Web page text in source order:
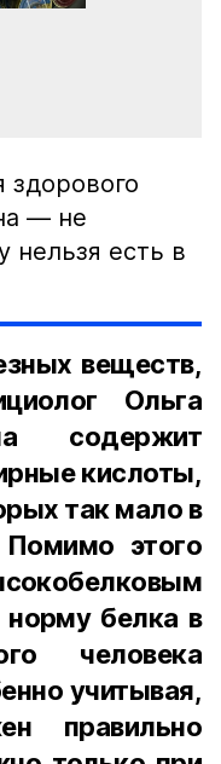
здорового
— не
нельзя есть в
веществ,
Ольга
содержит
кислоты,
так мало в
этого
белка в
человека
учитывая,
правильно